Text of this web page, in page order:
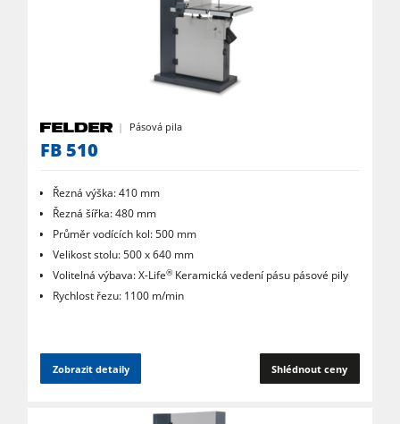
Pásová pila
FB 510
Řezná výška: 410 mm
Řezná šířka: 480 mm
Průměr vodících kol: 500 mm
Velikost stolu: 500 x 640 mm
Volitelná výbava: X-Life® Keramická vedení pásu pásové pily
Rychlost řezu: 1100 m/min
Zobrazit detaily Shlédnout ceny